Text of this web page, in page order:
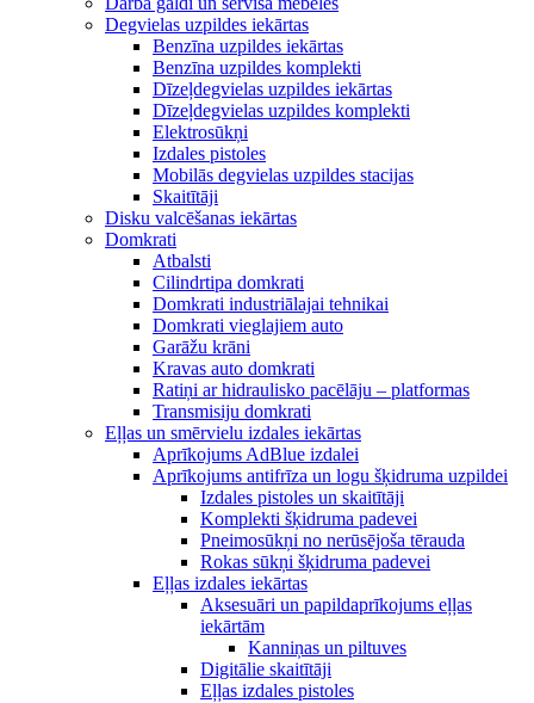
Degvielas uzpildes iekārtas
Benzīna uzpildes iekārtas
Benzīna uzpildes komplekti
Dīzeļdegvielas uzpildes iekārtas
Dīzeļdegvielas uzpildes komplekti
Elektrosūkņi
Izdales pistoles
Mobilās degvielas uzpildes stacijas
Skaitītāji
Disku valcēšanas iekārtas
Domkrati
Atbalsti
Cilindrtipa domkrati
Domkrati industriālajai tehnikai
Domkrati vieglajiem auto
Garāžu krāni
Kravas auto domkrati
Ratiņi ar hidraulisko pacēlāju – platformas
Transmisiju domkrati
Eļļas un smērvielu izdales iekārtas
Aprīkojums AdBlue izdalei
Aprīkojums antifrīza un logu šķidruma uzpildei
Izdales pistoles un skaitītāji
Komplekti šķidruma padevei
Pneimosūkņi no nerūsējoša tērauda
Rokas sūkņi šķidruma padevei
Eļļas izdales iekārtas
Aksesuāri un papildaprīkojums eļļas
iekārtām
Kanniņas un piltuves
Digitālie skaitītāji
Eļļas izdales pistoles